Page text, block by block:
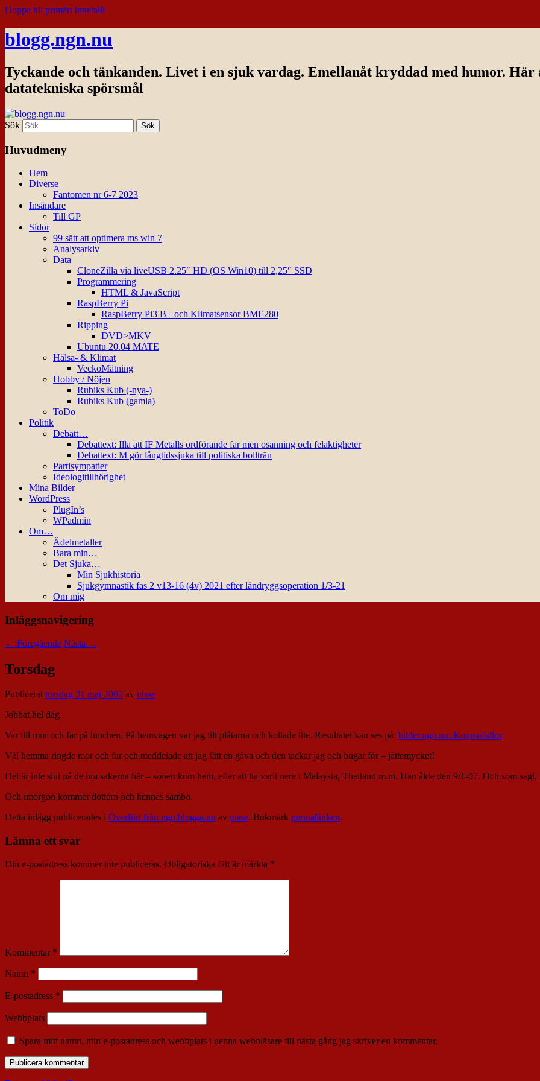
Hoppa till primärt innehåll
blogg.ngn.nu
Tyckande och tänkanden. Livet i en sjuk vardag. Emellanåt kryddad med humor. Här
datatekniska spörsmål
Sök
Huvudmeny
Hem
Diverse
Fantomen nr 6-7 2023
Insändare
Till GP
Sidor
99 sätt att optimera ms win 7
Analysarkiv
Data
CloneZilla via liveUSB 2.25″ HD (OS Win10) till 2,25″ SSD
Programmering
HTML & JavaScript
RaspBerry Pi
RaspBerry Pi3 B+ och Klimatsensor BME280
Ripping
DVD>MKV
Ubuntu 20.04 MATE
Hälsa- & Klimat
VeckoMätning
Hobby / Nöjen
Rubiks Kub (-nya-)
Rubiks Kub (gamla)
ToDo
Politik
Debatt…
Debattext: Illa att IF Metalls ordförande far men osanning och felaktigheter
Debattext: M gör långtidssjuka till politiska bollträn
Partisympatier
Ideologitillhörighet
Mina Bilder
WordPress
PlugIn’s
WPadmin
Om…
Ädelmetaller
Bara min…
Det Sjuka…
Min Sjukhistoria
Sjukgymnastik fas 2 v13-16 (4v) 2021 efter ländryggsoperation 1/3-21
Om mig
Inläggsnavigering
← Föregående Nästa →
Torsdag
Publicerattorsdag 31 maj 2007 av nisse
Jobbat hel dag.
Var till mor och far på lunchen. På hemvägen var jag till plåtarna och kollade lite. Resultatet kan ses på: bilder.ngn.nu: Kopparödlor
Väl hemma ringde mor och far och meddelade att jag fått en gåva och den tackar jag och bugar för – jättemycket!
Det är inte slut på de bra sakerna här – sonen kom hem, efter att ha varit nere i Malaysia, Thailand m.m. Han åkte den 9/1-07. Och som sagt,
Och imorgon kommer dottern och hennes sambo.
Detta inlägg publicerades i Överfört från ngn.blogga.nu av nisse. Bokmärk permalänken.
Lämna ett svar
Din e-postadress kommer inte publiceras. Obligatoriska fält är märkta *
Kommentar *
Namn *
E-postadress *
Webbplats
Spara mitt namn, min e-postadress och webbplats i denna webbläsare till nästa gång jag skriver en kommentar.